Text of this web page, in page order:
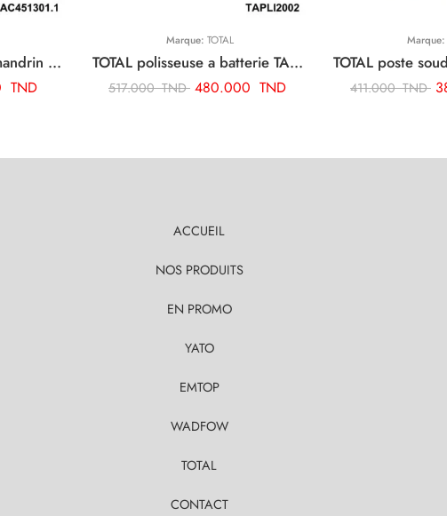
TOTAL adaptateur de mandrin de foret sds plus TAC451301.1
TND
Marque: TOTAL
TOTAL polisseuse a batterie TAPLI2002
517.000TND 480.000 TND
Marque:
411.000TND
ACCUEIL
NOS PRODUITS
EN PROMO
YATO
EMTOP
WADFOW
TOTAL
CONTACT